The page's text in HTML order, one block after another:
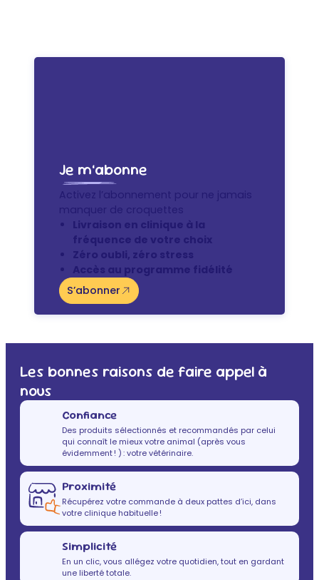
Je m’abonne
Activez l’abonnement pour ne jamais
manquer de croquettes
Livraison en clinique à la
fréquence de votre choix
Zéro oubli, zéro stress
Accès au programme fidélité
S’abonner
Les bonnes raisons de faire appel à
nous
Confiance
Des produits sélectionnés et recommandés par celui
qui connaît le mieux votre animal (après vous
évidemment ! ) : votre vétérinaire.
Proximité
Récupérez votre commande à deux pattes d’ici, dans
votre clinique habituelle !
Simplicité
En un clic, vous allégez votre quotidien, tout en gardant
une liberté totale.